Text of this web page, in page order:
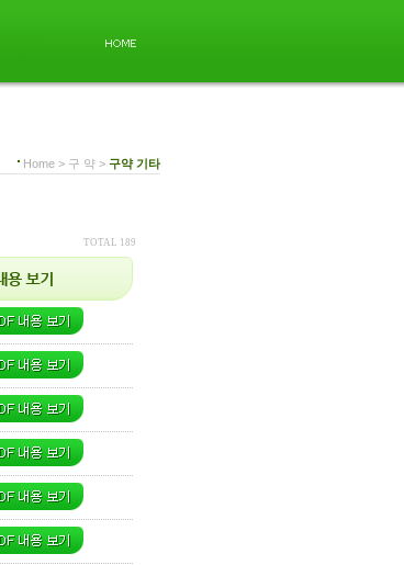
Home > 구 약 > 구약 기타
TOTAL 189